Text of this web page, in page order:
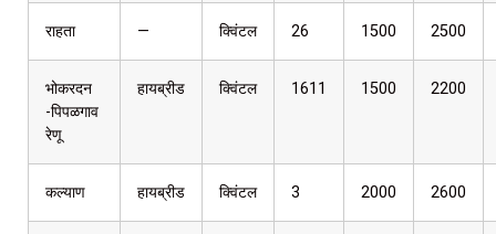
राहता — क्विंटल 26 1500 2500
भोकरदन
-पिपळगाव
रेणू
हायब्रीड क्विंटल 1611 1500 2200
कल्याण हायब्रीड क्विंटल 3 2000 2600